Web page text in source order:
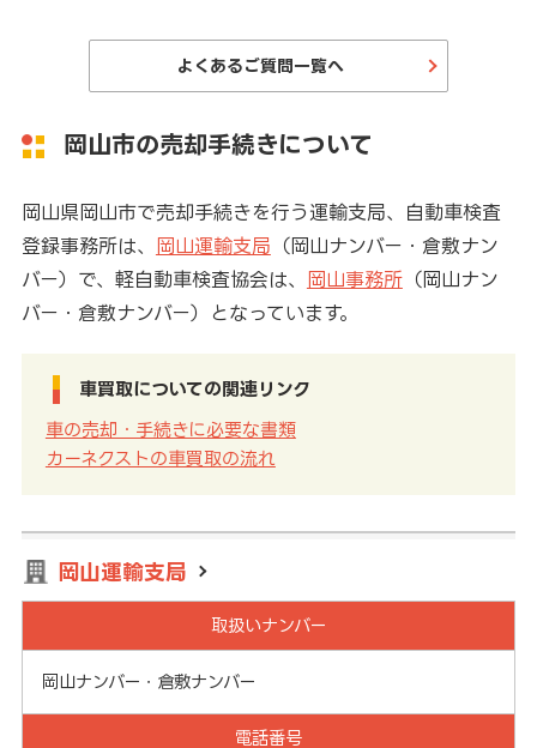
よくあるご質問一覧へ
岡山市の売却手続きについて
岡山県岡山市で売却手続きを行う運輸支局、自動車検査
登録事務所は、
岡山運輸支局 （岡山ナンバー・倉敷ナン
バー）で、軽自動車検査協会は、
岡山事務所（岡山ナン
バー・倉敷ナンバー）となっています。
車買取についての関連リンク
車の売却・手続きに必要な書類
カーネクストの車買取の流れ
岡山運輸支局
取扱いナンバー
岡山ナンバー・倉敷ナンバー
電話番号